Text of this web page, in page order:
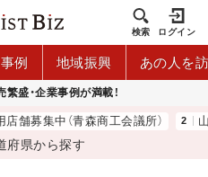
検索 ログイン
例 地域振興 あの人を
盛・企業事例が満載！
募集中（青森商工会議所） 山中
府県から探す